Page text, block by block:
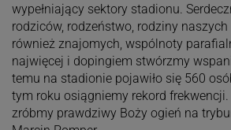
wypełniający sektory stadionu.
rodziców, rodzeństwo, rodziny
również znajomych, wspólnoty
najwięcej i dopingiem stwórzmy
temu na stadionie pojawiło się 560
tym roku osiągniemy rekord
zróbmy prawdziwy Boży ogień na